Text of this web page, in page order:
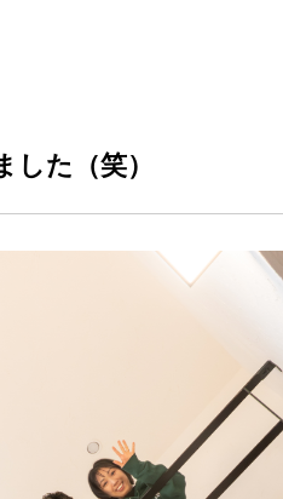
た（笑）